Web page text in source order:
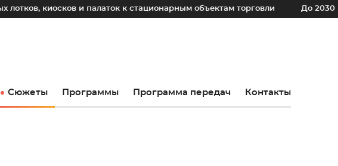
и палаток к стационарным объектам торговли До 2030 года в
Сюжеты Программы Программа передач Контакты